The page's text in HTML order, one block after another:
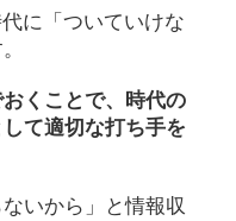
に「ついていけな
くことで、時代の
て適切な打ち手を
いから」と情報収